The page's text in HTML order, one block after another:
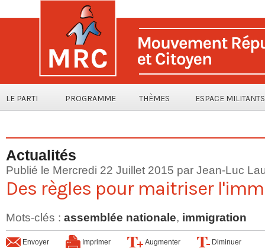
LE PARTI PROGRAMME THÈMES ESPACE MILITANTS
Actualités
Publié le Mercredi 22 Juillet 2015 par Jean-Luc
Des règles pour maitriser
Mots-clés : assemblée nationale, immigration
Envoyer Imprimer Augmenter Diminuer